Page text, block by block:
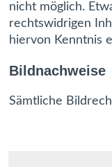
nicht möglich.
rechtswidrigen
hiervon Kenntnis
Bildnachweise
Sämtliche